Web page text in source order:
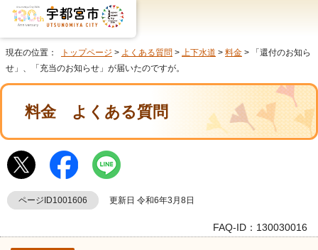
現在の位置： トップページ > よくある質問 > 上下水道 > 料金 > 「還付のお知ら
せ」、「充当のお知らせ」が届いたのですが。
料金よくある質問
ページID1001606 更新日 令和6年3月8日
FAQ-ID：130030016